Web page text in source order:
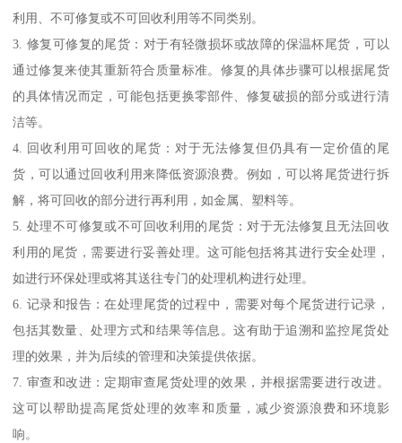
利用、不可修复或不可回收利用等不同类别。
3. 修复可修复的尾货：对于有轻微损坏或故障的保温杯尾货，可以
通过修复来使其重新符合质量标准。修复的具体步骤可以根据尾货
的具体情况而定，可能包括更换零部件、修复破损的部分或进行清
洁等。
4. 回收利用可回收的尾货：对于无法修复但仍具有一定价值的尾
货，可以通过回收利用来降低资源浪费。例如，可以将尾货进行拆
解，将可回收的部分进行再利用，如金属、塑料等。
5. 处理不可修复或不可回收利用的尾货：对于无法修复且无法回收
利用的尾货，需要进行妥善处理。这可能包括将其进行安全处理，
如进行环保处理或将其送往专门的处理机构进行处理。
6. 记录和报告：在处理尾货的过程中，需要对每个尾货进行记录，
包括其数量、处理方式和结果等信息。这有助于追溯和监控尾货处
理的效果，并为后续的管理和决策提供依据。
7. 审查和改进：定期审查尾货处理的效果，并根据需要进行改进。
这可以帮助提高尾货处理的效率和质量，减少资源浪费和环境影
响。